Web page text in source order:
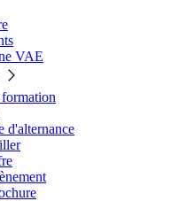
VAE
d'alternance